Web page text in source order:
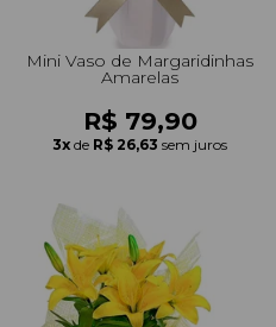
Mini Vaso de Margaridinhas
Amarelas
R$ 79,90
3x de R$ 26,63 sem juros